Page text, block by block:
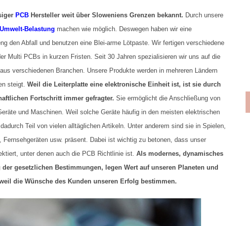
PCBHersteller weit über Sloweniens Grenzen bekannt. Durch unsere
Umwelt-Belastung machen wie möglich. Deswegen haben wir eine
den Abfall und benutzen eine Blei-arme Lötpaste. Wir fertigen verschiedene
Multi PCBs in kurzen Fristen. Seit 30 Jahren spezialisieren wir uns auf die
verschiedenen Branchen. Unsere Produkte werden in mehreren Ländern
steigt. Weil die Leiterplatte eine elektronische Einheit ist, ist sie durch
Fortschritt immer gefragter. Sie ermöglicht die Anschließung von
und Maschinen. Weil solche Geräte häufig in den meisten elektrischen
Teil von vielen alltäglichen Artikeln. Unter anderem sind sie in Spielen,
usw. präsent. Dabei ist wichtig zu betonen, dass unser
unter denen auch die PCB Richtlinie ist. Als modernes, dynamisches
gesetzlichen Bestimmungen, legen Wert auf unseren Planeten und
die Wünsche des Kunden unseren Erfolg bestimmen.